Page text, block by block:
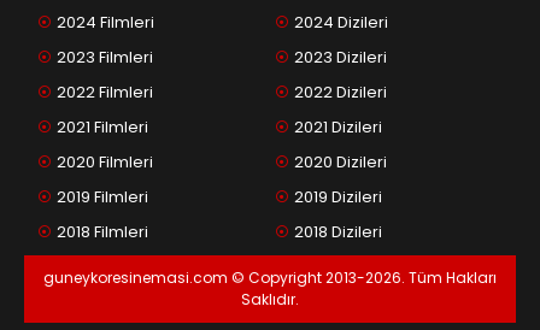
2024 Filmleri
2023 Filmleri
2022 Filmleri
2021 Filmleri
2020 Filmleri
2019 Filmleri
2018 Filmleri
2024 Dizileri
2023 Dizileri
2022 Dizileri
2021 Dizileri
2020 Dizileri
2019 Dizileri
2018 Dizileri
guneykoresinemasi.com © Copyright 2013-2026. Tüm Hakları
Saklıdır.